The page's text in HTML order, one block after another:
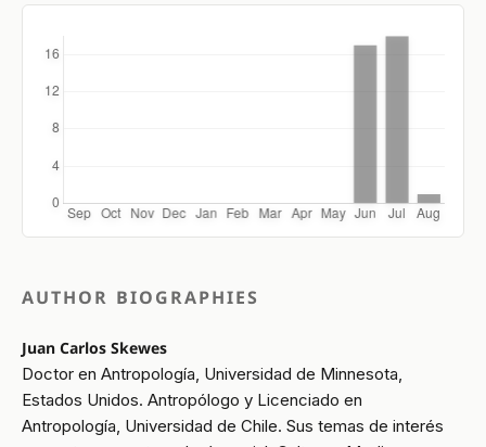
AUTHOR BIOGRAPHIES
Juan Carlos Skewes
Doctor en Antropología, Universidad de Minnesota,
Estados Unidos. Antropólogo y Licenciado en
Antropología, Universidad de Chile. Sus temas de interés